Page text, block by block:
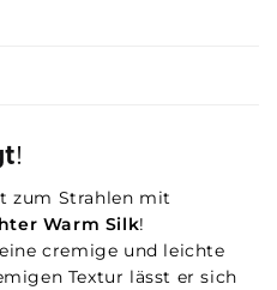
!
zum Strahlen mit
Warm Silk!
cremige und leichte
Textur lässt er sich